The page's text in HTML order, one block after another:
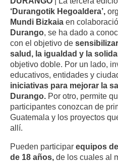
‘Durangotik Hegoaldera’,
Mundi Bizkaia en
Durango , se ha dado a
con el objetivo de
salud, la igualdad y la
objetivo doble. Por un lado,
educativos, entidades y
iniciativas para mejorar la
Durango. Por otro, permite
participantes conozcan de
Guatemala y los proyectos
allí.
Pueden participar equipos
de 18 años, de los cuales al